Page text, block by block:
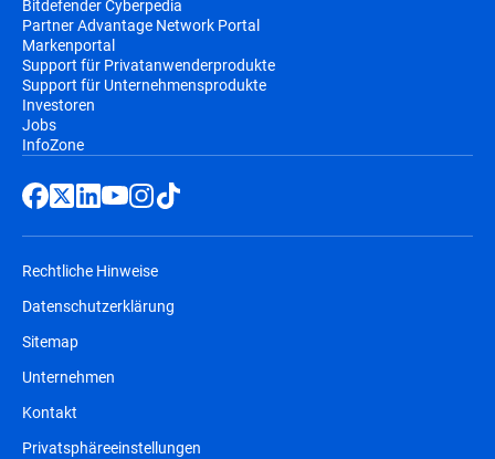
Bitdefender Cyberpedia
Partner Advantage Network Portal
Markenportal
Support für Privatanwenderprodukte
Support für Unternehmensprodukte
Investoren
Jobs
InfoZone
Rechtliche Hinweise
Datenschutzerklärung
Sitemap
Unternehmen
Kontakt
Privatsphäreeinstellungen